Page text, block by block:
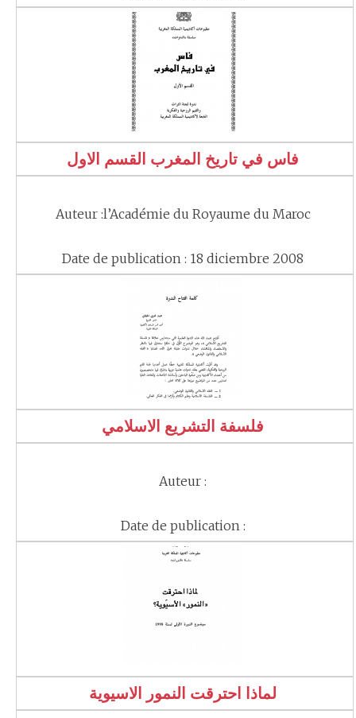
فاس في تاريخ المغرب القسم الاول
Auteur :l’Académie du Royaume du Maroc
Date de publication : 18 diciembre 2008
فلسفة التشريع الاسلامي
Auteur :
Date de publication :
لماذا احترقت النمور الاسيوية